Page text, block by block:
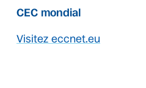
CEC mondial
Visitez eccnet.eu